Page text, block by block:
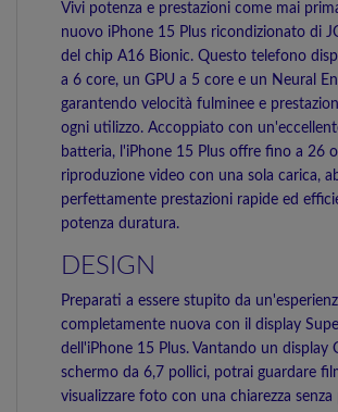
Vivi potenza e prestazioni come mai
nuovo iPhone 15 Plus ricondizionato di
del chip A16 Bionic. Questo telefono
a 6 core, un GPU a 5 core e un Neural
garantendo velocità fulminee e
ogni utilizzo. Accoppiato con
batteria, l'iPhone 15 Plus offre fino a 26
riproduzione video con una sola carica,
perfettamente prestazioni rapide ed
potenza duratura.
DESIGN
Preparati a essere stupito da
completamente nuova con il display
dell'iPhone 15 Plus. Vantando un display
schermo da 6,7 pollici, potrai guardare
visualizzare foto con una chiarezza